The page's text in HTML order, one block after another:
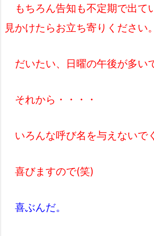
もちろん告知も不定期で出て
見かけたらお立ち寄りください。
だいたい、日曜の午後が多い
それから・・・・
いろんな呼び名を与えないで
喜びますので(笑)
喜ぶんだ。